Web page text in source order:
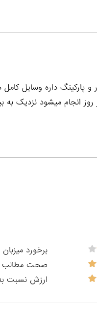
و پارکینگ داره
انجام میشود نزدیک
برخورد میزبان
صحت مطالب
ارزش نسبت